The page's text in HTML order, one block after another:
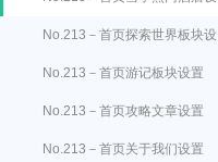
置
No.213－首页探索世界板块设
置
No.213－首页游记板块设置
No.213－首页攻略文章设置
No.213－首页关于我们设置